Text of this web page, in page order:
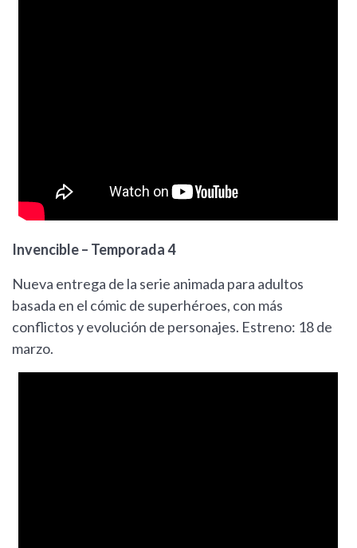
Invencible – Temporada 4
Nueva entrega de la serie animada para adultos
basada en el cómic de superhéroes, con más
conflictos y evolución de personajes. Estreno: 18 de
marzo.